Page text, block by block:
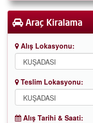
Araç Kiralama
Alış Lokasyonu:
Teslim Lokasyonu:
Alış Tarihi & Saati: